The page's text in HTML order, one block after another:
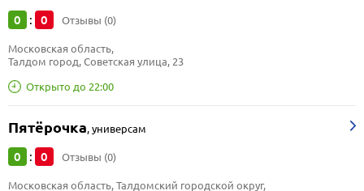
0 : 0 Отзывы (0)
Открыто до 22:00
Московская область,
Талдом город, Советская улица, 23
Пятёрочка,универсам
0 : 0 Отзывы (0)
Московская область, Талдомский городской округ,